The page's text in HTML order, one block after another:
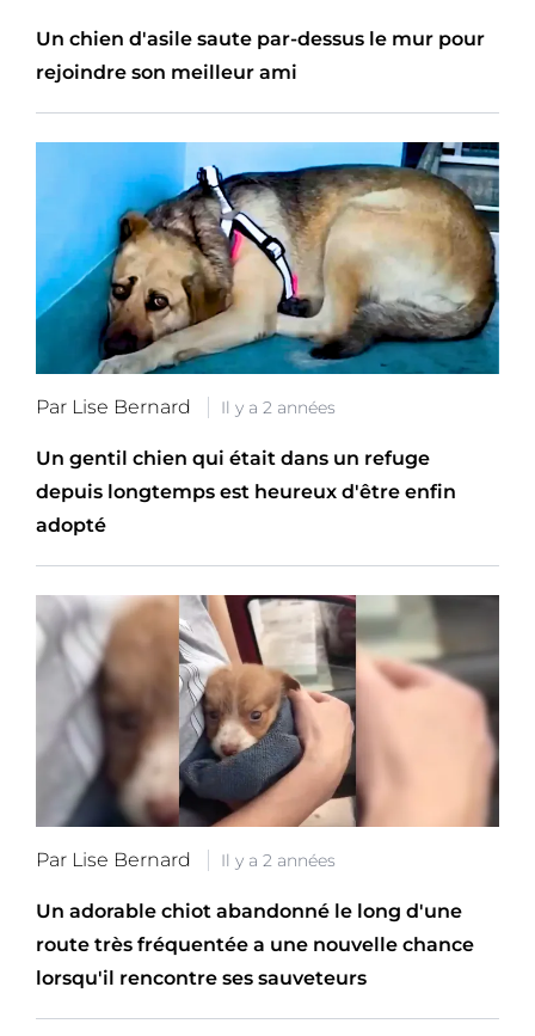
Un chien d'asile saute par-dessus le mur pour
rejoindre son meilleur ami
Par Lise Bernard Il y a 2 années
Un gentil chien qui était dans un refuge
depuis longtemps est heureux d'être enfin
adopté
Par Lise Bernard Il y a 2 années
Un adorable chiot abandonné le long d'une
route très fréquentée a une nouvelle chance
lorsqu'il rencontre ses sauveteurs